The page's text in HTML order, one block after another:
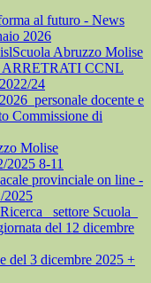
al futuro - News
2026
Abruzzo Molise
CCNL
24
docente e
Commissione di
Molise
2025 8-11
provinciale on line -
settore Scuola_
del 12 dicembre
del 3 dicembre 2025 +